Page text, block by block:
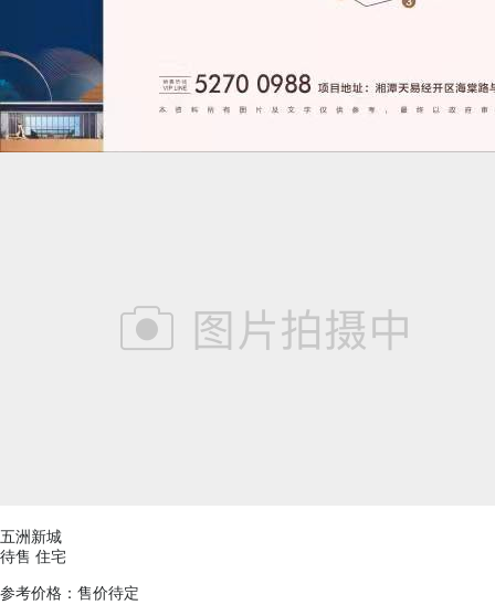
五洲新城
待售 住宅
参考价格： 售价待定